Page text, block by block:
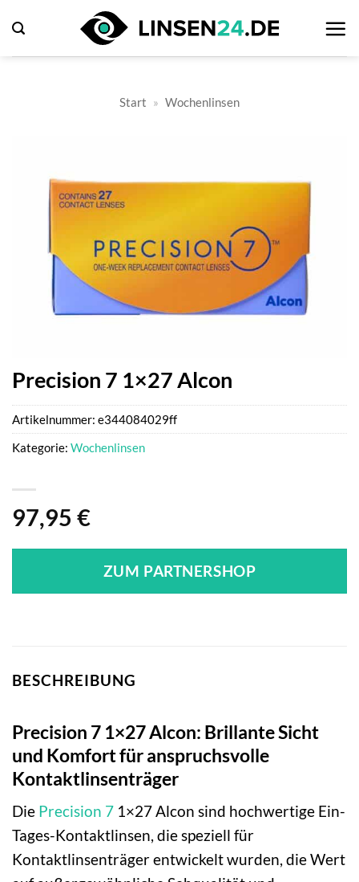
Inhalt
springen
Start » Wochenlinsen
Precision 7 1×27 Alcon
97,95 €
ZUM PARTNERSHOP
Artikelnummer: e344084029ff
Kategorie: Wochenlinsen
BESCHREIBUNG
Precision 7 1×27 Alcon: Brillante Sicht
und Komfort für anspruchsvolle
Kontaktlinsenträger
Die Precision 7 1×27 Alcon sind hochwertige Ein-
Tages-Kontaktlinsen, die speziell für
Kontaktlinsenträger entwickelt wurden, die Wert